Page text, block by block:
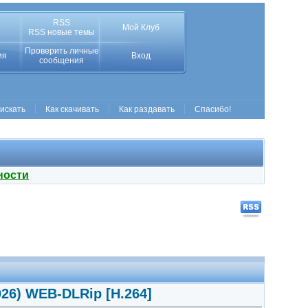
RSS
RSS новые темы
Мой Клуб
Проверить личные
сообщения
Вход
Как скачивать Как раздавать Спасибо!
WEB-DLRip [H.264]